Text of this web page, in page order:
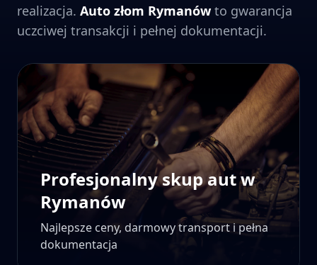
realizacja. Auto złom Rymanów to gwarancja
uczciwej transakcji i pełnej dokumentacji.
Profesjonalny skup aut w
Rymanów
Najlepsze ceny, darmowy transport i pełna
dokumentacja